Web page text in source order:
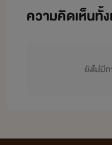
ความคิดเห็นทั้
ยังไม่มี